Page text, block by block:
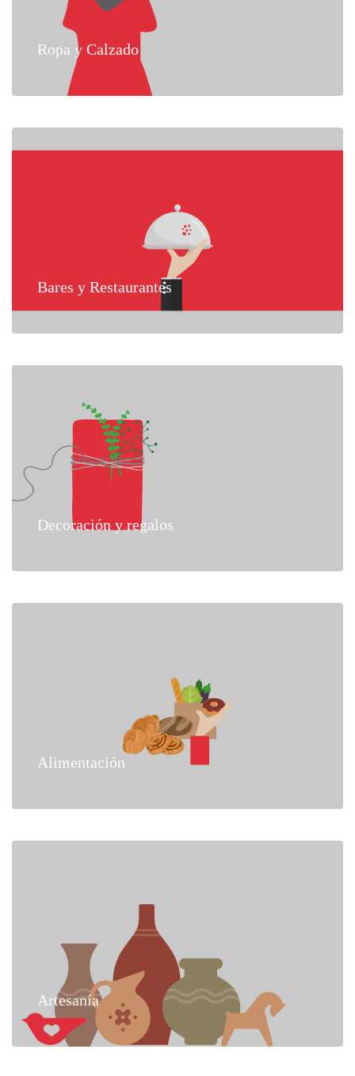
Ropa y Calzado
Bares y Restaurantes
Decoración y regalos
Alimentación
Artesanía